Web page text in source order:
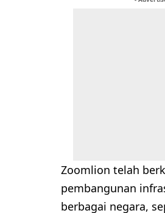
Zoomlion telah
pembangunan
berbagai negara,